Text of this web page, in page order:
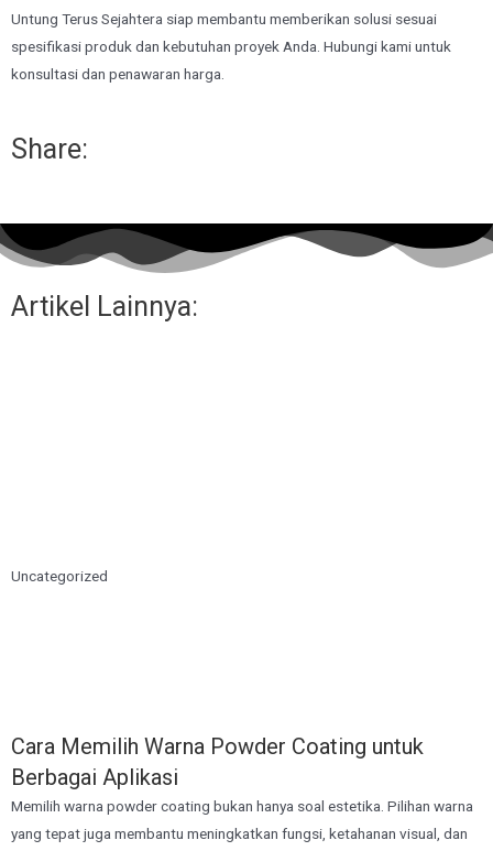
Untung Terus Sejahtera siap membantu memberikan solusi sesuai
spesifikasi produk dan kebutuhan proyek Anda. Hubungi kami untuk
konsultasi dan penawaran harga.
Share:
Artikel Lainnya:
Uncategorized
Cara Memilih Warna Powder Coating untuk
Berbagai Aplikasi
Memilih warna powder coating bukan hanya soal estetika. Pilihan warna
yang tepat juga membantu meningkatkan fungsi, ketahanan visual, dan